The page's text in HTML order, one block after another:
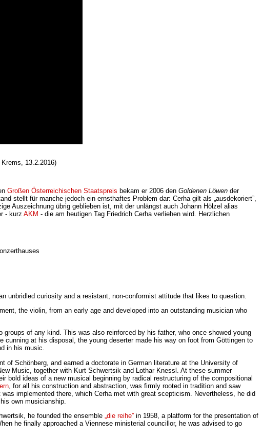
13.2.2016)
Großen Österreichischen Staatspreis bekam er 2006 den Goldenen Löwen der
stellt für manche jedoch ein ernsthaftes Problem dar: Cerha gilt als „ausdekoriert”,
Auszeichnung übrig geblieben ist, mit der unlängst auch Johann Hölzel alias
- kurz AKM - die am heutigen Tag Friedrich Cerha verliehen wird. Herzlichen
unbridled curiosity and a resistant, non-conformist attitude that likes to question.
the violin, from an early age and developed into an outstanding musician who
of any kind. This was also reinforced by his father, who once showed young
at his disposal, the young deserter made his way on foot from Göttingen to
in his music.
Schönberg, and earned a doctorate in German literature at the University of
Music, together with Kurt Schwertsik and Lothar Knessl. At these summer
bold ideas of a new musical beginning by radical restructuring of the compositional
, for all his construction and abstraction, was firmly rooted in tradition and saw
implemented there, which Cerha met with great scepticism. Nevertheless, he did
own musicianship.
he founded the ensemble „die reihe” in 1958, a platform for the presentation of
he finally approached a Viennese ministerial councillor, he was advised to go